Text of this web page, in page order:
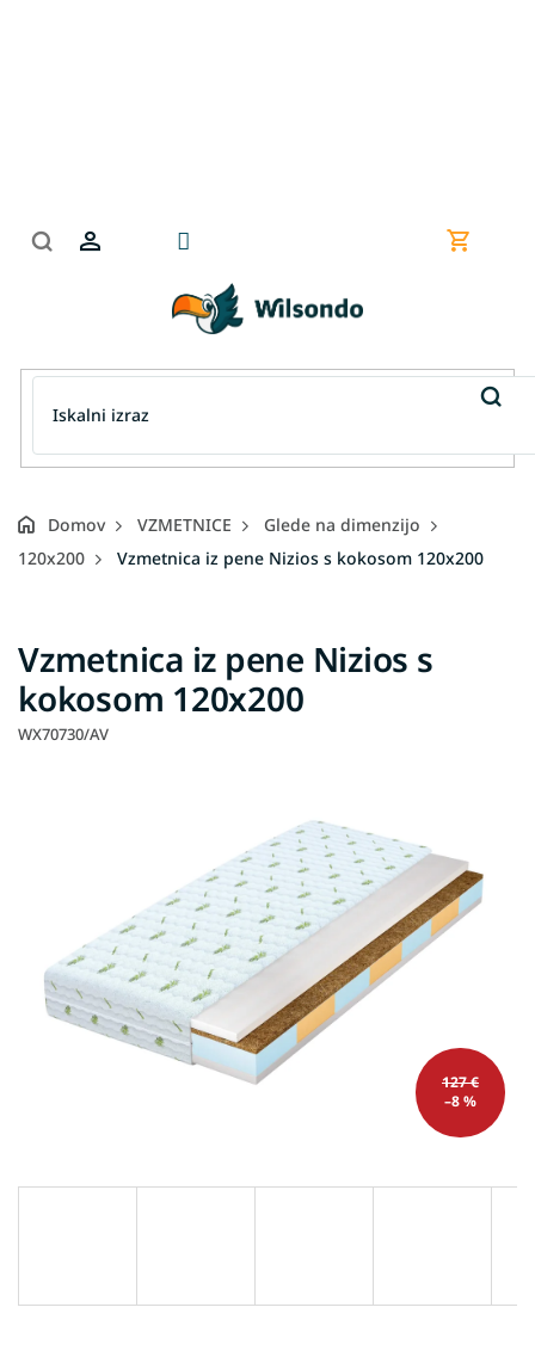
Domov VZMETNICE
Glede na dimenzijo
120x200
Vzmetnica iz pene Nizios s kokosom 120x200
Vzmetnica iz pene Nizios s
kokosom 120x200
WX70730/AV
127 €
–8 %